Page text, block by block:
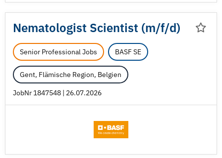
Nematologist Scientist (m/f/d)
Senior Professional Jobs BASF SE
Gent, Flämische Region, Belgien
JobNr 1847548 | 26.07.2026